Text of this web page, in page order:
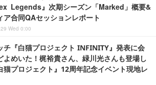
Legends』次期シーズン「Marked」概要&
ア合同QAセッションレポート
Wed 0:00
チ『白猫プロジェクト INFINITY』発表に会
よめいた！梶裕貴さん、緑川光さんも登場し
猫プロジェクト』12周年記念イベント現地レ